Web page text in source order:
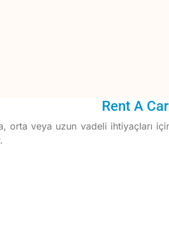
Rent A Car
orta veya uzun vadeli ihtiyaçları